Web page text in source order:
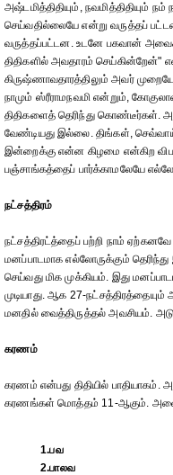
அஷ்டமித்திதியும், நவமித்திதியும்
செய்வதில்லையே என்று வருத்தப்
வருத்தப்பட்டன. உடனே பகவான்
திதிகளில் அவதாரம் செய்கின்றேன்"
கிருஷ்ணாவதாரத்திலும் அவர்
நாமும் ஸ்ரீராமநவமி என்றும்,
திதிகளைத் தெரிந்து கொண்டீர்கள்.
வேண்டியது இல்லை. திங்கள்,
இன்றைக்கு என்ன கிழமை என்கிற
பஞ்சாங்கத்தைப் பார்க்காமலேயே
நட்சத்திரம்
நட்சத்திரட்த்தைப் பற்றி நாம்
மனப்பாடமாக எல்லோருக்கும்
செய்வது மிக முக்கியம். இது
முடியாது. ஆக 27-
மனதில் வைத்திருத்தல் அவசியம்.
கரணம்
கரணம் என்பது திதியில் பாதியாகம்.
கரணங்கள் மொத்தம் 11-ஆகும்.
1.பவ
2.பாலவ